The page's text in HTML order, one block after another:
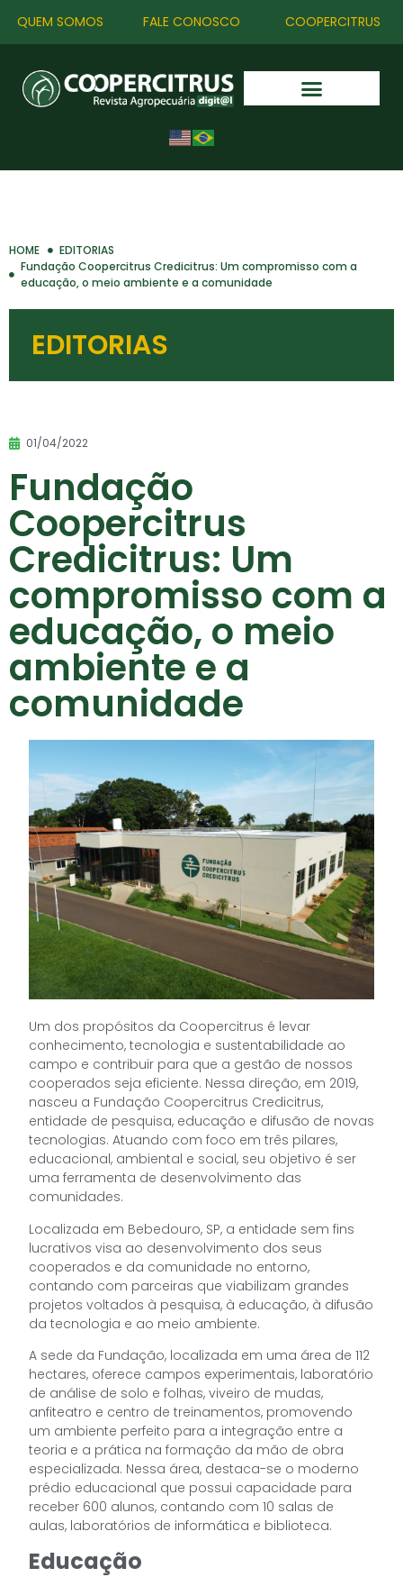
QUEM SOMOS FALE CONOSCO COOPERCITRUS
HOME
EDITORIAS
Fundação Coopercitrus Credicitrus: Um compromisso com a
educação, o meio ambiente e a comunidade
EDITORIAS
01/04/2022
Fundação
Coopercitrus
Credicitrus: Um
compromisso com a
educação, o meio
ambiente e a
comunidade
Um dos propósitos da Coopercitrus é levar
conhecimento, tecnologia e sustentabilidade ao
campo e contribuir para que a gestão de nossos
cooperados seja eficiente. Nessa direção, em 2019,
nasceu a Fundação Coopercitrus Credicitrus,
entidade de pesquisa, educação e difusão de novas
tecnologias. Atuando com foco em três pilares,
educacional, ambiental e social, seu objetivo é ser
uma ferramenta de desenvolvimento das
comunidades.
Localizada em Bebedouro, SP, a entidade sem fins
lucrativos visa ao desenvolvimento dos seus
cooperados e da comunidade no entorno,
contando com parceiras que viabilizam grandes
projetos voltados à pesquisa, à educação, à difusão
da tecnologia e ao meio ambiente.
A sede da Fundação, localizada em uma área de 112
hectares, oferece campos experimentais, laboratório
de análise de solo e folhas, viveiro de mudas,
anfiteatro e centro de treinamentos, promovendo
um ambiente perfeito para a integração entre a
teoria e a prática na formação da mão de obra
especializada. Nessa área, destaca-se o moderno
prédio educacional que possui capacidade para
receber 600 alunos, contando com 10 salas de
aulas, laboratórios de informática e biblioteca.
Educação